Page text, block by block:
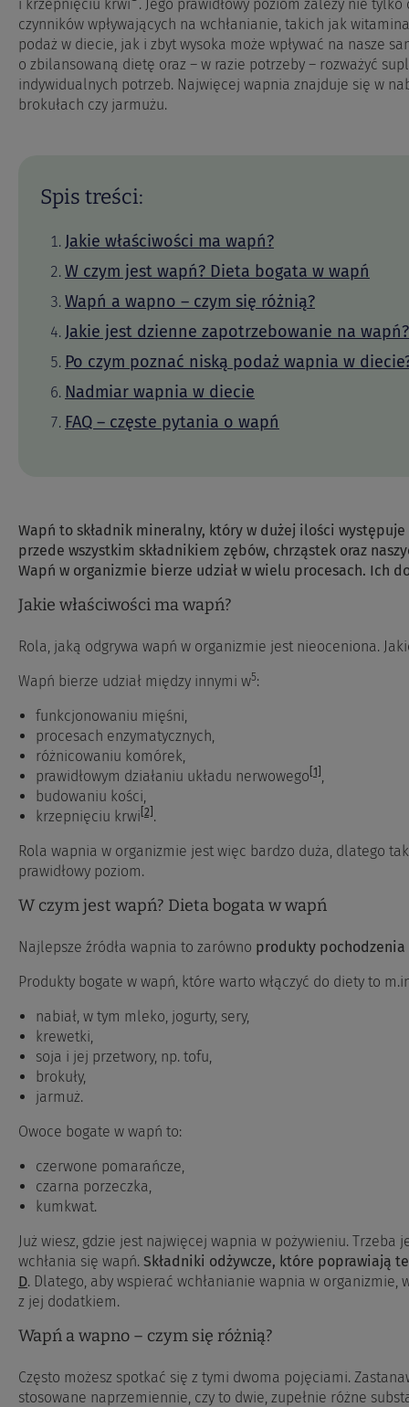
i krzepnięciu krwi . Jego prawidłowy poziom zależy nie
czynników wpływających na wchłanianie, takich jak
podaż w diecie, jak i zbyt wysoka może wpływać na nasze
o zbilansowaną dietę oraz – w razie potrzeby – rozważyć
indywidualnych potrzeb. Najwięcej wapnia znajduje się w
brokułach czy jarmużu.
Spis treści:
Jakie właściwości ma wapń?
W czym jest wapń? Dieta bogata w wapń
Wapń a wapno – czym się różnią?
Jakie jest dzienne zapotrzebowanie na wapń?
Po czym poznać niską podaż wapnia w
Nadmiar wapnia w diecie
FAQ – częste pytania o wapń
Wapń to składnik mineralny, który w dużej ilości
przede wszystkim składnikiem zębów, chrząstek oraz
Wapń w organizmie bierze udział w wielu procesach. Ich
Jakie właściwości ma wapń?
Rola, jaką odgrywa wapń w organizmie jest nieoceniona.
Wapń bierze udział między innymi w5:
funkcjonowaniu mięśni,
procesach enzymatycznych,
różnicowaniu komórek,
prawidłowym działaniu układu nerwowego [1] ,
budowaniu kości,
krzepnięciu krwi [2] .
Rola wapnia w organizmie jest więc bardzo duża, dlatego
prawidłowy poziom.
W czym jest wapń? Dieta bogata w wapń
Najlepsze źródła wapnia to zarówno produkty pochodzenia
Produkty bogate w wapń, które warto włączyć do diety to
nabiał, w tym mleko, jogurty, sery,
krewetki,
soja i jej przetwory, np. tofu,
brokuły,
jarmuż.
Owoce bogate w wapń to:
czerwone pomarańcze,
czarna porzeczka,
kumkwat.
Już wiesz, gdzie jest najwięcej wapnia w pożywieniu. Trzeba
wchłania się wapń. Składniki odżywcze, które poprawiają
D. Dlatego, aby wspierać wchłanianie wapnia w
z jej dodatkiem.
Wapń a wapno – czym się różnią?
Często możesz spotkać się z tymi dwoma pojęciami.
stosowane naprzemiennie, czy to dwie, zupełnie różne